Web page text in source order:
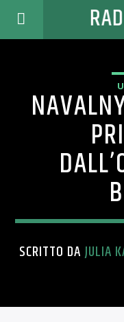
SCRITTO DAJULIA